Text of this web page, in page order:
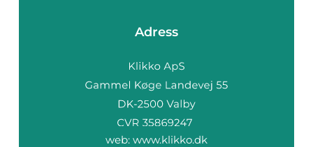
Adress
web: www.klikko.dk